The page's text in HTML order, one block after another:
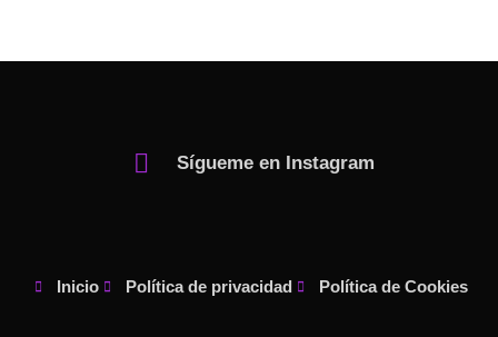
Sígueme en Instagram
Inicio Política de privacidad Política de Cookies